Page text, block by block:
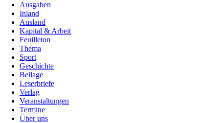
Ausgaben
Inland
Ausland
Kapital & Arbeit
Feuilleton
Thema
Sport
Geschichte
Beilage
Leserbriefe
Verlag
Veranstaltungen
Termine
Über uns